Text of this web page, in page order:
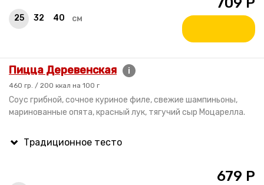
25 32 40 см
Пицца Деревенская i
460 гр. / 200 ккал на 100 г
Соус грибной, сочное куриное филе, свежие шампиньоны,
маринованные опята, красный лук, тягучий сыр Моцарелла.
679 Р